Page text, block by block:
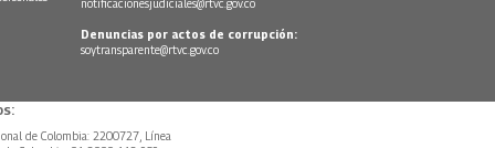
notificacionesjudiciales@rtvc.gov.co
Denuncias por actos de corrupción:
soytransparente@rtvc.gov.co
de Colombia: 2200727, Línea